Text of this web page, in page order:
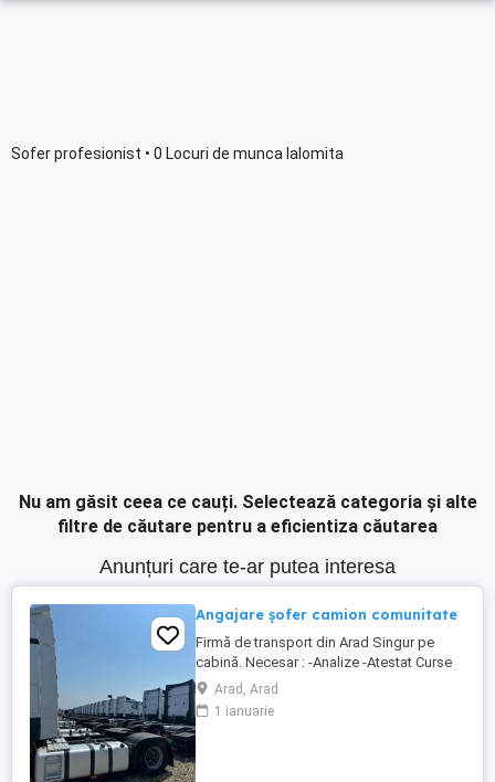
Sofer profesionist • 0 Locuri de munca Ialomita
Nu am găsit ceea ce cauți. Selectează categoria și alte
filtre de căutare pentru a eficientiza căutarea
Anunțuri care te-ar putea interesa
Angajare șofer camion comunitate
Firmă de transport din Arad Singur pe
cabină. Necesar : -Analize -Atestat Curse
circuit in 15 zile 3 zile libere 30 zile 7 zile
libere 8 săptămâni 14 zile libere
Austria,Cehia,Germania,Belgia, Franța,
Arad, Arad
1 ianuarie